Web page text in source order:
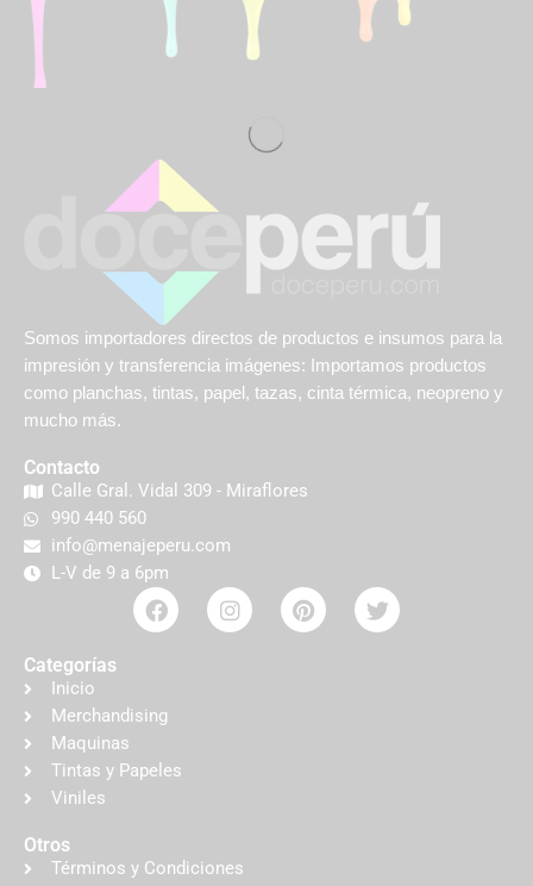
Somos importadores directos de productos e insumos para la
impresión y transferencia imágenes: Importamos productos
como planchas, tintas, papel, tazas, cinta térmica, neopreno y
mucho más.
Contacto
Calle Gral. Vidal 309 - Miraflores
990 440 560
info@menajeperu.com
L-V de 9 a 6pm
Categorías
Inicio
Merchandising
Maquinas
Tintas y Papeles
Viniles
Otros
Términos y Condiciones